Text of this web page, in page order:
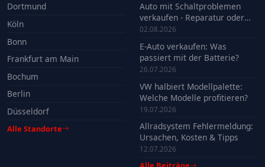
Dortmund
Köln
Bonn
Frankfurt am Main
Bochum
Berlin
Düsseldorf
Alle Standorte
Auto mit Schaltproblemen
verkaufen - Reparatur oder
Verkauf?
02.08.2026
E-Auto verkaufen: Was
passiert mit der Batterie?
26.07.2026
VW halbiert Modellpalette:
Welche Modelle profitieren?
19.07.2026
Allradsystem Fehlermeldung:
Ursachen, Kosten & Tipps
12.07.2026